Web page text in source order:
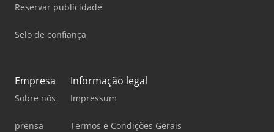
Reservar publicidade
Selo de confiança
Empresa
Sobre nós
prensa
Informação legal
Impressum
Termos e Condições Gerais